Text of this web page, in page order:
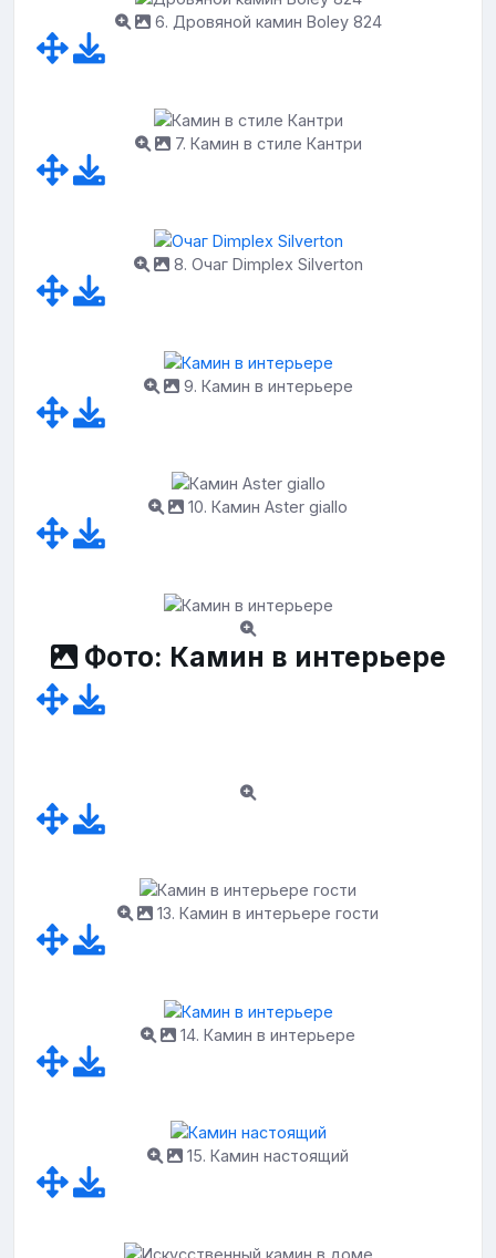
6. Дровяной камин Boley 824
7. Камин в стиле Кантри
8. Очаг Dimplex Silverton
9. Камин в интерьере
10. Камин Aster giallo
Фото: Камин в интерьере
13. Камин в интерьере гости
14. Камин в интерьере
15. Камин настоящий